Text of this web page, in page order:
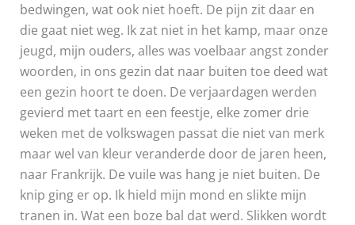
bedwingen, wat ook niet hoeft. De pijn zit daar en
die gaat niet weg. Ik zat niet in het kamp, maar onze
jeugd, mijn ouders, alles was voelbaar angst zonder
woorden, in ons gezin dat naar buiten toe deed wat
een gezin hoort te doen. De verjaardagen werden
gevierd met taart en een feestje, elke zomer drie
weken met de volkswagen passat die niet van merk
maar wel van kleur veranderde door de jaren heen,
naar Frankrijk. De vuile was hang je niet buiten. De
knip ging er op. Ik hield mijn mond en slikte mijn
tranen in. Wat een boze bal dat werd. Slikken wordt